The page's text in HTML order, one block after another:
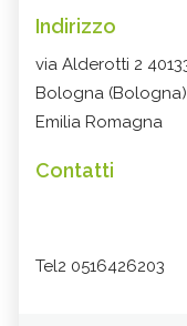
Indirizzo
via Alderotti 2
Bologna
Emilia Romagna
Contatti
Tel2 0516426203